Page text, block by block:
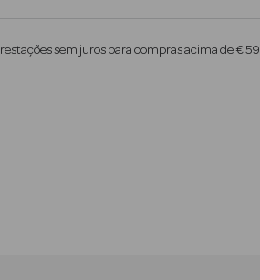
sem juros para compras acima de € 59.